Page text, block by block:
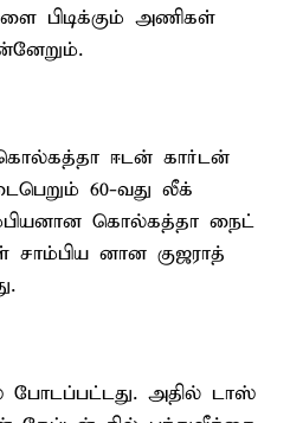
பிடிக்கும் அணிகள்
ஈடன் கார்டன்
60-வது லீக்
கொல்கத்தா நைட்
னான குஜராத்
அதில் டாஸ்